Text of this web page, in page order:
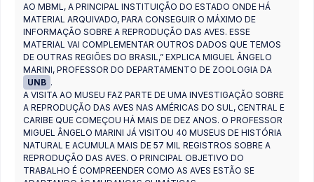
AO MBML, A PRINCIPAL INSTITUIÇÃO DO ESTADO ONDE HÁ
MATERIAL ARQUIVADO, PARA CONSEGUIR O MÁXIMO DE
INFORMAÇÃO SOBRE A REPRODUÇÃO DAS AVES. ESSE
MATERIAL VAI COMPLEMENTAR OUTROS DADOS QUE TEMOS
DE OUTRAS REGIÕES DO BRASIL,” EXPLICA MIGUEL ÂNGELO
MARINI, PROFESSOR DO DEPARTAMENTO DE ZOOLOGIA DA
UNB .
A VISITA AO MUSEU FAZ PARTE DE UMA INVESTIGAÇÃO SOBRE
A REPRODUÇÃO DAS AVES NAS AMÉRICAS DO SUL, CENTRAL E
CARIBE QUE COMEÇOU HÁ MAIS DE DEZ ANOS. O PROFESSOR
MIGUEL ÂNGELO MARINI JÁ VISITOU 40 MUSEUS DE HISTÓRIA
NATURAL E ACUMULA MAIS DE 57 MIL REGISTROS SOBRE A
REPRODUÇÃO DAS AVES. O PRINCIPAL OBJETIVO DO
TRABALHO É COMPREENDER COMO AS AVES ESTÃO SE